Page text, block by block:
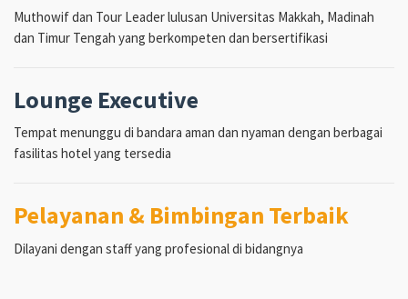
Muthowif dan Tour Leader lulusan Universitas Makkah, Madinah
dan Timur Tengah yang berkompeten dan bersertifikasi
Lounge Executive
Tempat menunggu di bandara aman dan nyaman dengan berbagai
fasilitas hotel yang tersedia
Pelayanan & Bimbingan Terbaik
Dilayani dengan staff yang profesional di bidangnya